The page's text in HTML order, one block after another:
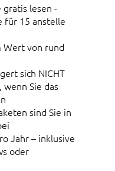
lesen -
für 15 anstelle
Wert von rund
sich NICHT
Sie das
sind Sie in
Jahr – inklusive
oder